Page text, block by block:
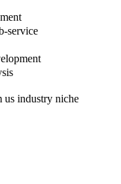
service
us industry niche